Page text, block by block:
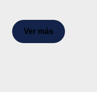
Ver más